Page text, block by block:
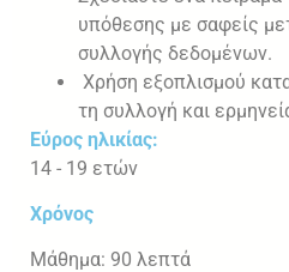
υπόθεσης με σαφείς
συλλογής δεδομένων.
Χρήση εξοπλισμού
τη συλλογή και
Εύρος ηλικίας:
14 - 19 ετών
Χρόνος
Μάθημα: 90 λεπτά